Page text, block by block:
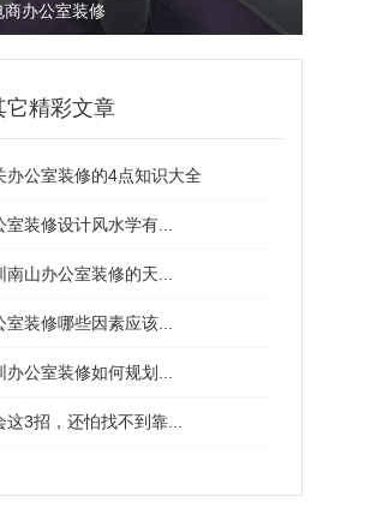
商办公室装修
它精彩文章
办公室装修的4点知识大全
室装修设计风水学有...
南山办公室装修的天...
室装修哪些因素应该...
办公室装修如何规划...
这3招，还怕找不到靠...